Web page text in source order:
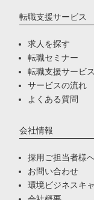
転職支援サービス
求人を探す
転職セミナー
転職支援サービ
サービスの流れ
よくある質問
会社情報
採用ご担当者様
お問い合わせ
環境ビジネスキ